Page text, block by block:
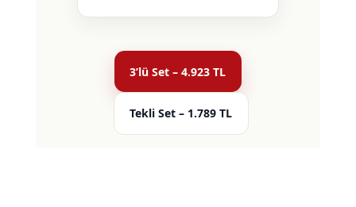
3’lü Set – 4.923 TL
Tekli Set – 1.789 TL